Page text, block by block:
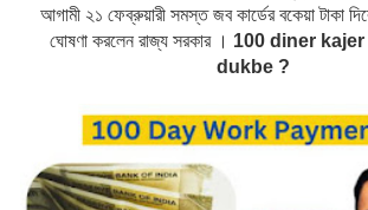
আগামী ২১ ফেব্রুয়ারী সমস্ত জব কার্ডের বকেয়া টাকা
ঘোষণা করলেন রাজ্য সরকার । 100 diner
dukbe ?